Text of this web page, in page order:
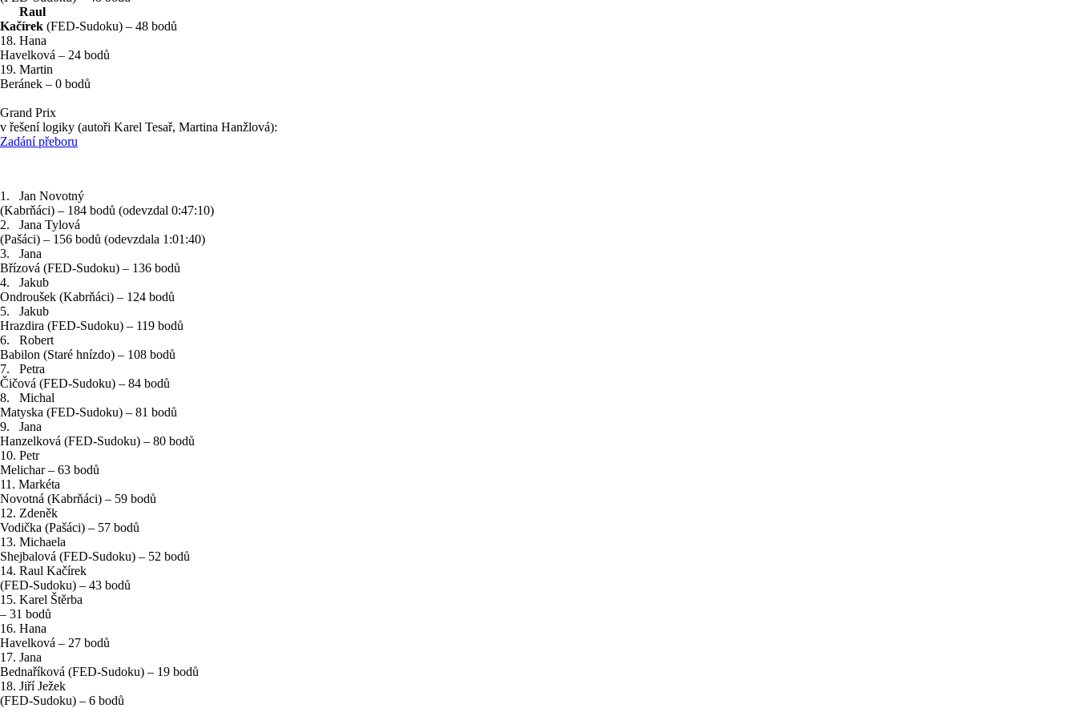
Raul
Kačírek (FED-Sudoku) – 48 bodů
18. Hana
Havelková – 24 bodů
19. Martin
Beránek – 0 bodů
Grand Prix
v řešení logiky (autoři Karel Tesař, Martina Hanžlová):
Zadání přeboru
1. Jan Novotný
(Kabrňáci) – 184 bodů (odevzdal 0:47:10)
2. Jana Tylová
(Pašáci) – 156 bodů (odevzdala 1:01:40)
3. Jana
Břízová (FED-Sudoku) – 136 bodů
4. Jakub
Ondroušek (Kabrňáci) – 124 bodů
5. Jakub
Hrazdira (FED-Sudoku) – 119 bodů
6. Robert
Babilon (Staré hnízdo) – 108 bodů
7. Petra
Čičová (FED-Sudoku) – 84 bodů
8. Michal
Matyska (FED-Sudoku) – 81 bodů
9. Jana
Hanzelková (FED-Sudoku) – 80 bodů
10. Petr
Melichar – 63 bodů
11. Markéta
Novotná (Kabrňáci) – 59 bodů
12. Zdeněk
Vodička (Pašáci) – 57 bodů
13. Michaela
Shejbalová (FED-Sudoku) – 52 bodů
14. Raul Kačírek
(FED-Sudoku) – 43 bodů
15. Karel Štěrba
– 31 bodů
16. Hana
Havelková – 27 bodů
17. Jana
Bednaříková (FED-Sudoku) – 19 bodů
18. Jiří Ježek
(FED-Sudoku) – 6 bodů